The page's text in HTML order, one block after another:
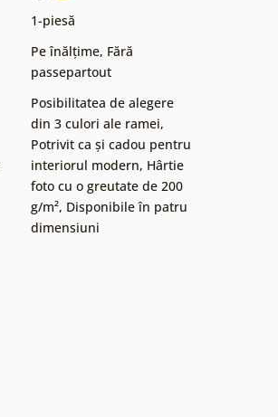
1-piesă
Pe înălțime, Fără
passepartout
Posibilitatea de alegere
din 3 culori ale ramei,
Potrivit ca și cadou pentru
interiorul modern, Hârtie
foto cu o greutate de 200
g/m², Disponibile în patru
dimensiuni